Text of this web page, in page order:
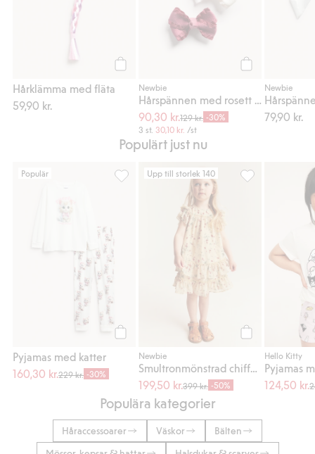
Hårklämma med fläta
59,90 kr.
Newbie
90,30 kr.129 kr. -30%
3 st. 30,10 kr. /st
Newbie
79,90 kr.
Populärt just nu
Populär
Pyjamas med katter
160,30 kr.229 kr. -30%
Pyjamas med katter, Lägg till i favoriter
Upp till storlek 140
Newbie
199,50 kr.399 kr. -50%
Hello Kitty
124,50 kr.
Populära kategorier
Håraccessoarer Väskor
Bälten